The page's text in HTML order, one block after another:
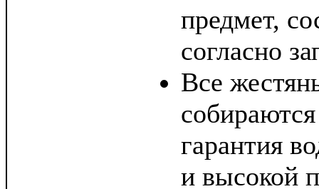
предмет,
согласно
Все
гарантия
и высокой